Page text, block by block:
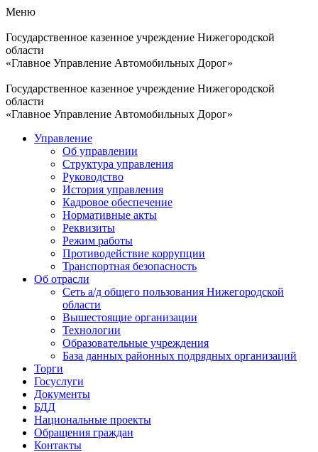
Меню
Государственное казенное учреждение Нижегородской
области
«Главное Управление Автомобильных Дорог»
Государственное казенное учреждение Нижегородской
области
«Главное Управление Автомобильных Дорог»
Управление
Об управлении
Структура управления
Руководство
История управления
Кадровое обеспечение
Нормативные акты
Реквизиты
Режим работы
Противодействие коррупции
Транспортная безопасность
Об отрасли
Сеть а/д общего пользования Нижегородской
области
Вышестоящие организации
Технологии
Образовательные учреждения
База данных районных подрядных организаций
Торги
Госуслуги
Документы
БДД
Национальные проекты
Обращения граждан
Контакты